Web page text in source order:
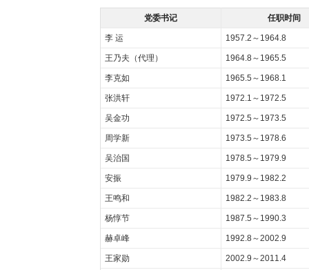
党委书记 任职时间
李 运 1957.2～1964.8
王乃夫（代理） 1964.8～1965.5
李克如 1965.5～1968.1
张洪轩 1972.1～1972.5
吴金功 1972.5～1973.5
周学新 1973.5～1978.6
吴治国 1978.5～1979.9
安振 1979.9～1982.2
王鸣和 1982.2～1983.8
杨惇节 1987.5～1990.3
赫卓峰 1992.8～2002.9
王家勋 2002.9～2011.4